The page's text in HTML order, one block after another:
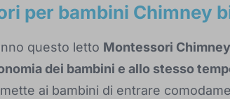
per bambini Chimney
questo letto Montessori Chimney
dei bambini e allo stesso
ai bambini di entrare